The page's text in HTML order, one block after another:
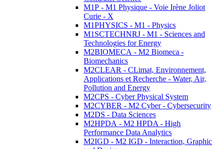
M1P - M1 Physique - Voie Irène Joliot
Curie - X
M1PHYSICS - M1 - Physics
M1SCTECHNRJ - M1 - Sciences and
Technologies for Energy
M2BIOMECA - M2 Biomeca -
Biomechanics
M2CLEAR - CLimat, Environnement,
Applications et Recherche - Water, Air,
Pollution and Energy
M2CPS - Cyber Physical System
M2CYBER - M2 Cyber - Cybersecurity
M2DS - Data Sciences
M2HPDA - M2 HPDA - High
Performance Data Analytics
M2IGD - M2 IGD - Interaction, Graphic